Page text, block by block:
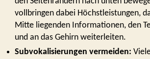
vollbringen dabei Höchstleistungen,
Mitte liegenden Informationen, den
und an das Gehirn weiterleiten.
Subvokalisierungen vermeiden: